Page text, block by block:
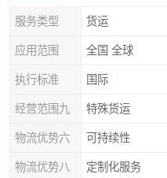
服务类型 货运
应用范围 全国 全球
执行标准 国际
经营范围九 特殊货运
物流优势六 可持续性
物流优势八 定制化服务